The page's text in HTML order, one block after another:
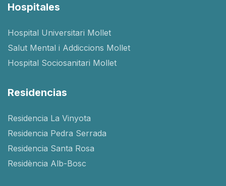
Hospitales
Hospital Universitari Mollet
Salut Mental i Addiccions Mollet
Hospital Sociosanitari Mollet
Residencias
Residencia La Vinyota
Residencia Pedra Serrada
Residencia Santa Rosa
Residència Alb-Bosc